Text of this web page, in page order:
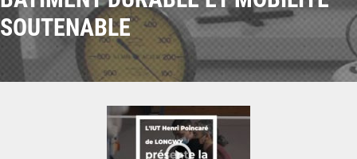
SOUTENABLE